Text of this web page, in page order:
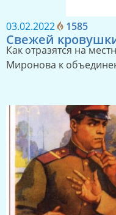
03.02.2022 1585
Свежей
Как отразятся на
Миронова к